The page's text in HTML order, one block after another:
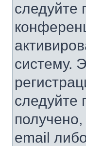
следуйте
систему.
следуйте
email